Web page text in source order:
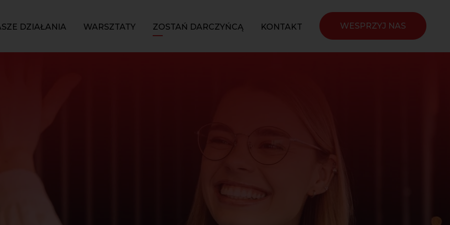
DZIAŁANIA WARSZTATY ZOSTAŃ DARCZYŃCĄ KONTAKT WESPRZYJ NAS